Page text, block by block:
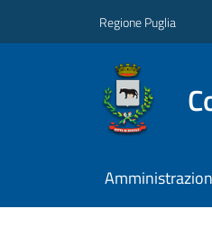
Regione Puglia